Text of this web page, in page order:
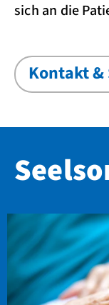
sich an die
Kontakt